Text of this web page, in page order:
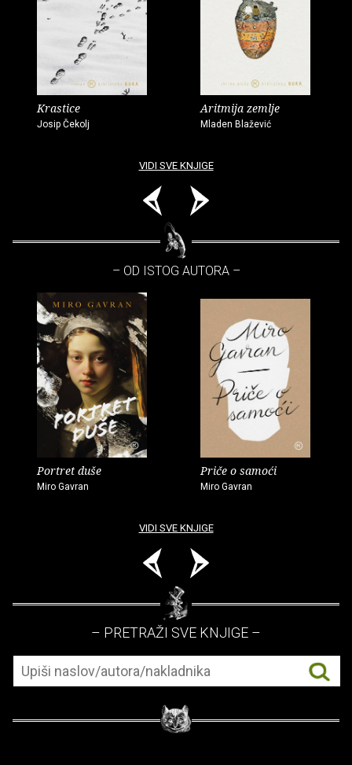
Krastice
Josip Čekolj
Aritmija zemlje
Mladen Blažević
VIDI SVE KNJIGE
– OD ISTOG AUTORA –
Portret duše
Miro Gavran
Priče o samoći
Miro Gavran
VIDI SVE KNJIGE
– PRETRAŽI SVE KNJIGE –